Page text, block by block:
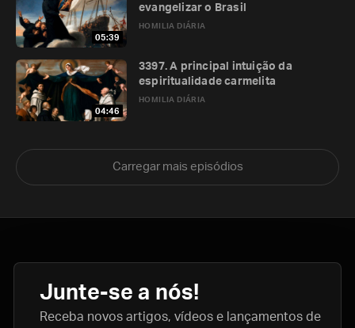
05:39
HOMILIA DIÁRIA
evangelizar o Brasil
04:46
HOMILIA DIÁRIA
3397. A principal intuição da
espiritualidade carmelita
Carregar mais episódios
Junte-se a nós!
Receba novos artigos, vídeos e lançamentos de